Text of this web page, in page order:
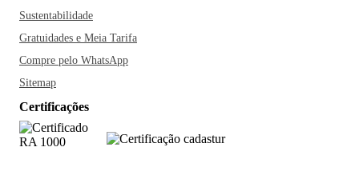
Sustentabilidade
Gratuidades e Meia Tarifa
Compre pelo WhatsApp
Sitemap
Certificações